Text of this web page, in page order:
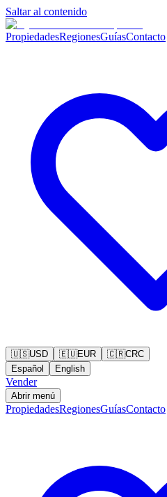
Saltar al contenido
PropiedadesRegionesGuíasContacto
🇺🇸USD 🇪🇺EUR 🇨🇷CRC
Español
English
Vender
Abrir menú
PropiedadesRegionesGuíasContacto